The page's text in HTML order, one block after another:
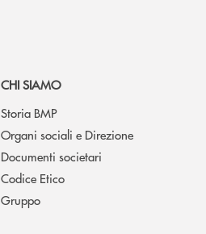
CHI SIAMO
Storia BMP
Organi sociali e Direzione
Documenti societari
Codice Etico
Gruppo